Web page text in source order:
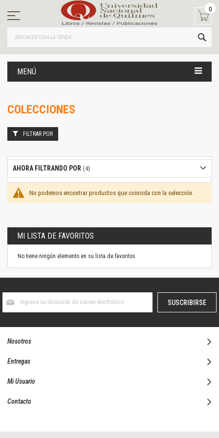
contenido
0
MENÚ
COLECCIONES
No podemos encontrar productos que coincida con la selección.
FILTRAR POR
AHORA FILTRANDO POR
MI LISTA DE FAVORITOS
No tiene ningún elemento en su lista de favoritos.
boletín
SUSCRIBIRSE
Nosotros
Entregas
Mi Usuario
Contacto